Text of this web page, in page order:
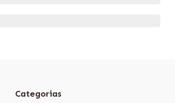
Categorias